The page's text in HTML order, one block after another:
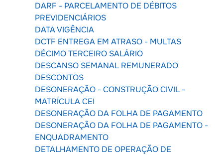
DARF - PARCELAMENTO DE DÉBITOS
PREVIDENCIÁRIOS
DATA VIGÊNCIA
DCTF ENTREGA EM ATRASO - MULTAS
DÉCIMO TERCEIRO SALÁRIO
DESCANSO SEMANAL REMUNERADO
DESCONTOS
DESONERAÇÃO - CONSTRUÇÃO CIVIL -
MATRÍCULA CEI
DESONERAÇÃO DA FOLHA DE PAGAMENTO
DESONERAÇÃO DA FOLHA DE PAGAMENTO -
ENQUADRAMENTO
DETALHAMENTO DE OPERAÇÃO DE